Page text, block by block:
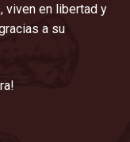
viven en libertad y
a su